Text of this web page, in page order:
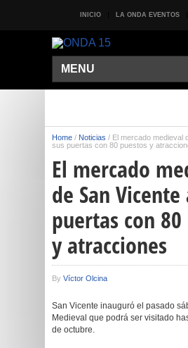
INICIO LA ONDA EVENTOS
MENU
Home / Noticias / El mercado medieval
sus puertas con 80 puestos y
El mercado
de San
puertas con
y atracciones
By Víctor Olcina
San Vicente inauguró el pasado
Medieval que podrá ser visitado
de octubre.